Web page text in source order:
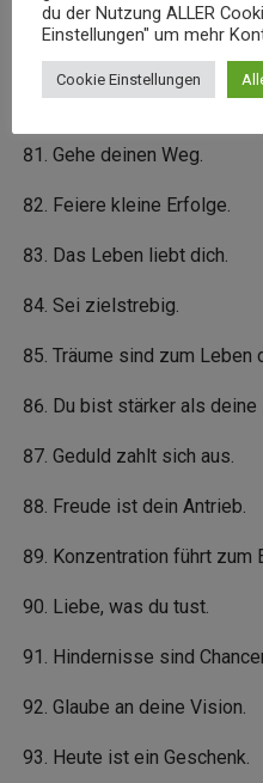
Jeder Tag zählt.
Gehe deinen Weg.
Feiere kleine Erfolge.
Das Leben liebt dich.
Sei zielstrebig.
Träume sind zum Leben
Du bist stärker als
Geduld zahlt sich aus.
Freude ist dein Antrieb.
Konzentration führt zum
Liebe, was du tust.
Hindernisse sind
Glaube an deine Vision.
Heute ist ein Geschenk.
du der Nutzung ALLER
Einstellungen" um mehr
Cookie Einstellungen